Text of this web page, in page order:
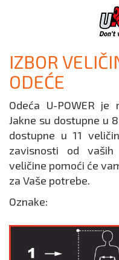
IZBOR
ODEĆE
Odeća U-POWER
Jakne su dostupne u
dostupne u 11
zavisnosti od vaših
veličine pomoći će
za Vaše potrebe.
Oznake: